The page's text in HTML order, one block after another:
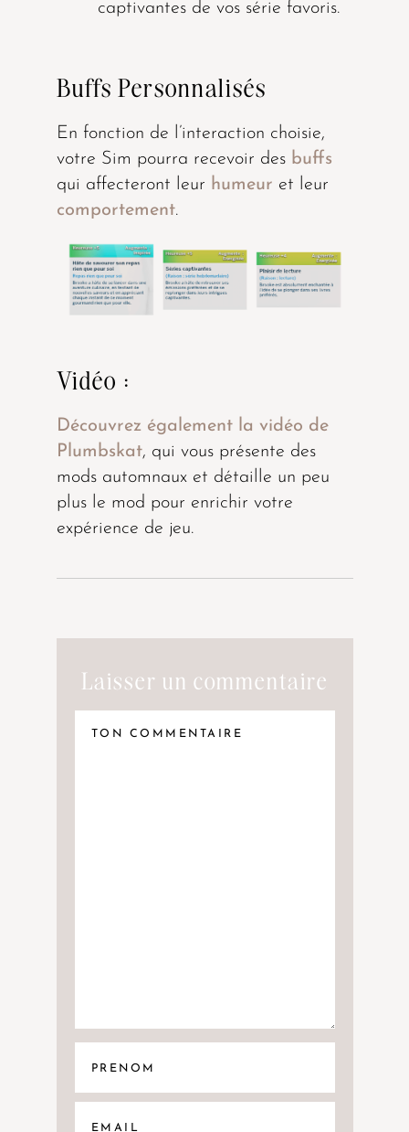
captivantes de vos série favoris.
Buffs Personnalisés
En fonction de l’interaction choisie,
votre Sim pourra recevoir des buffs
qui affecteront leur humeur et leur
comportement.
Vidéo :
Découvrez également la vidéo de
Plumbskat, qui vous présente des
mods automnaux et détaille un peu
plus le mod pour enrichir votre
expérience de jeu.
Laisser un commentaire